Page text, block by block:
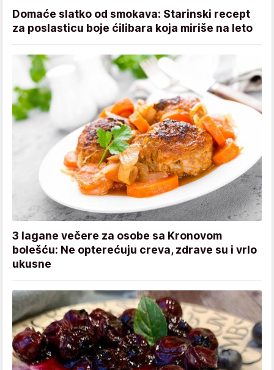
Domaće slatko od smokava: Starinski recept
za poslasticu boje ćilibara koja miriše na leto
3 lagane večere za osobe sa Kronovom
bolešću: Ne opterećuju creva, zdrave su i vrlo
ukusne